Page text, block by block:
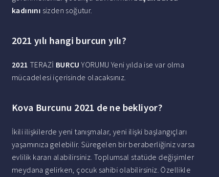
kadınını sizden soğutur.
2021 yılı hangi burcun yılı?
2021 TERAZİ BURCU YORUMU Yeni yılda ise var olma
mücadelesi içerisinde olacaksınız.
Kova Burcunu 2021 de ne bekliyor?
İkili ilişkilerde yeni tanışmalar, yeni ilişki başlangıçları
yaşamınıza gelebilir. Süregelen bir beraberliğiniz varsa
evlilik kararı alabilirsiniz. Toplumsal statüde değişimler
meydana gelirken, çocuk sahibi olabilirsiniz. Özellikle